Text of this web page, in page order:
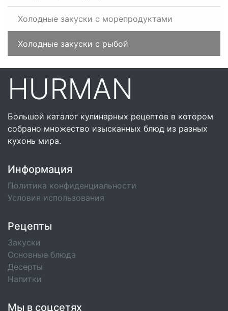
Холодные закуски с морепродуктами
Холодные закуски с рыбой
HURMAN
Большой каталог кулинарных рецептов в котором
собрано множество изысканных блюд из разных
кухонь мира.
Информация
Политика конфиденциальности
Условия использования
Рецепты
Закуски
Основные блюда
Десерты
Напитки
Мы в соцсетях